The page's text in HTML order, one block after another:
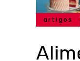
artigos